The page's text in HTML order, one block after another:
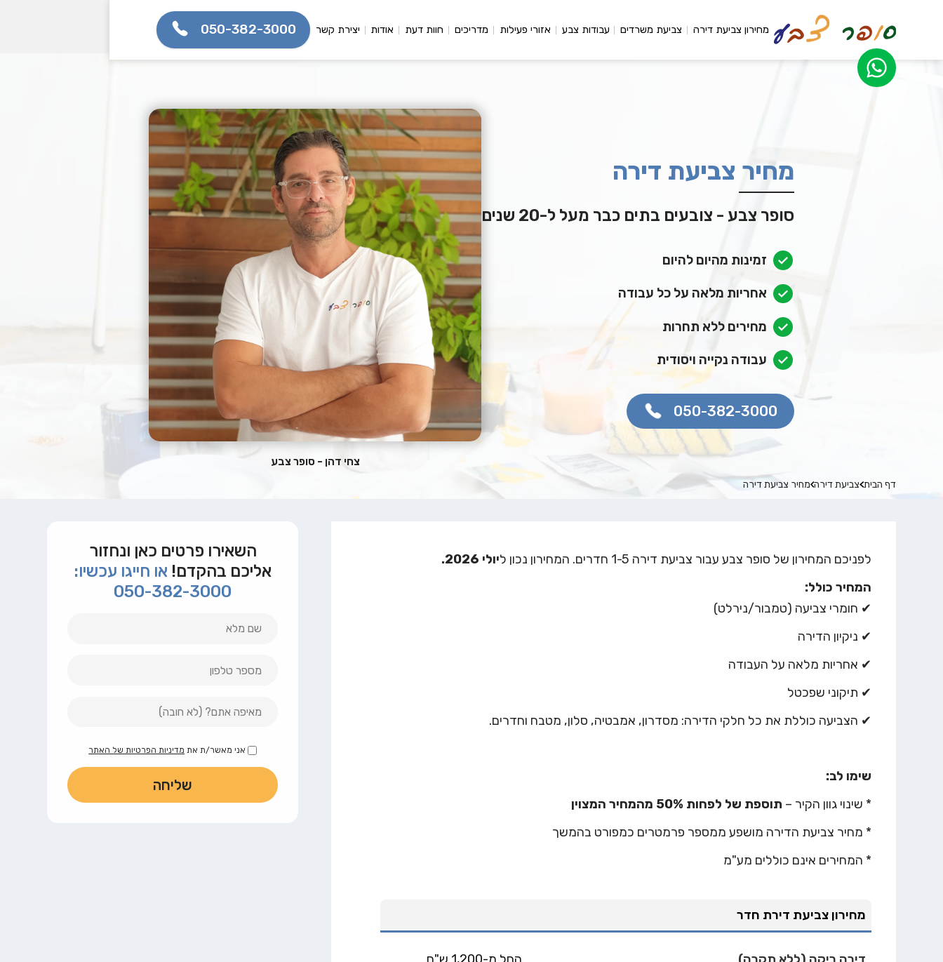
מחירון צביעת דירה צביעת משרדים עבודות צבע אזורי פעילות מדריכים חוות דעת אודות יצירת קשר 050-382-3000
מחיר צביעת דירה
סופר צבע - צובעים בתים כבר מעל ל-20 שנים
זמינות מהיום להיום
אחריות מלאה על כל עבודה
מחירים ללא תחרות
עבודה נקייה ויסודית
050-382-3000
צחי דהן - סופר צבע
דף הבית צביעת דירה מחיר צביעת דירה
לפניכם המחירון של סופר צבע עבור צביעת דירה 1-5 חדרים. המחירון נכון ל יולי
המחיר כולל:
✔ חומרי צביעה (טמבור/נירלט)
✔ ניקיון הדירה
✔ אחריות מלאה על העבודה
✔ תיקוני שפכטל
✔ הצביעה כוללת את כל חלקי הדירה: מסדרון, אמבטיה, סלון, מטבח וחדרים.
שימו לב:
* שינוי גוון הקיר – תוספת של לפחות 50% מהמחיר המצוין
* מחיר צביעת הדירה מושפע ממספר פרמטרים כמפורט בהמשך
* המחירים אינם כוללים מע"מ
מחירון צביעת דירת חדר
השאירו פרטים כאן ונחזור
אליכם בהקדם! או חייגו עכשיו:
050-382-3000
אני מאשר/ת את מדיניות הפרטיות של האתר